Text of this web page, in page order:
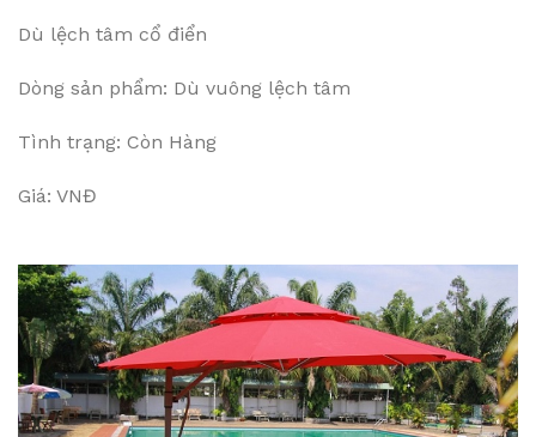
Dù lệch tâm cổ điển
Dòng sản phẩm: Dù vuông lệch tâm
Tình trạng: Còn Hàng
Giá: VNĐ